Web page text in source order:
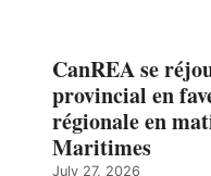
CanREA se
provincial en
régionale en
Maritimes
July 27, 2026